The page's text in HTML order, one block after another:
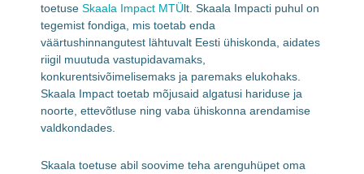
toetuseSkaala Impact MTÜlt. Skaala Impacti puhul on
tegemist fondiga, mis toetab enda
väärtushinnangutest lähtuvalt Eesti ühiskonda, aidates
riigil muutuda vastupidavamaks,
konkurentsivõimelisemaks ja paremaks elukohaks.
Skaala Impact toetab mõjusaid algatusi hariduse ja
noorte, ettevõtluse ning vaba ühiskonna arendamise
valdkondades.
Skaala toetuse abil soovime teha arenguhüpet oma